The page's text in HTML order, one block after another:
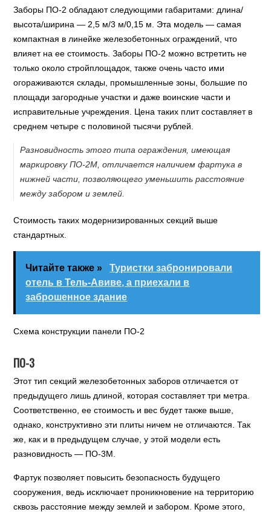
Заборы ПО-2 обладают следующими габаритами: длина/
высота/ширина — 2,5 м/3 м/0,15 м. Эта модель — самая
компактная в линейке железобетонных ограждений, что
влияет на ее стоимость. Заборы ПО-2 можно встретить не
только около стройплощадок, также очень часто ими
огораживаются склады, промышленные зоны, большие по
площади загородные участки и даже воинские части и
исправительные учреждения. Цена таких плит составляет в
среднем четыре с половиной тысячи рублей.
Разновидность этого типа ограждения, имеющая
маркировку ПО-2М, отличается наличием фартука в
нижней части, позволяющего уменьшить расстояние
между забором и землей.
Стоимость таких модернизированных секций выше
стандартных.
Читайте также »
Туристки забронировали
отель в Тель-Авиве, а приехали в
заброшенное здание
Схема конструкции панели ПО-2
ПО-3
Этот тип секций железобетонных заборов отличается от
предыдущего лишь длиной, которая составляет три метра.
Соответственно, ее стоимость и вес будет также выше,
однако, конструктивно эти плиты ничем не отличаются. Так
же, как и в предыдущем случае, у этой модели есть
разновидность — ПО-3М.
Фартук позволяет повысить безопасность будущего
сооружения, ведь исключает проникновение на территорию
сквозь расстояние между землей и забором. Кроме этого,